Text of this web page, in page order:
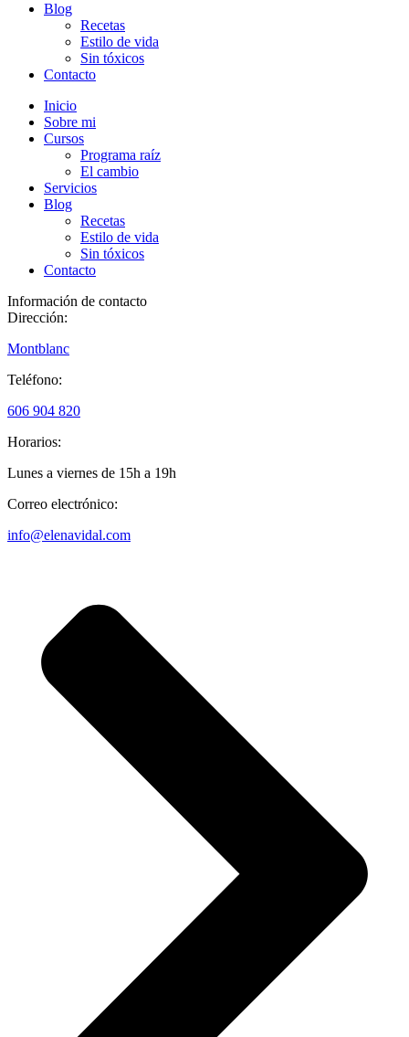
Blog
Recetas
Estilo de vida
Sin tóxicos
Contacto
Inicio
Sobre mi
Cursos
Programa raíz
El cambio
Servicios
Blog
Recetas
Estilo de vida
Sin tóxicos
Contacto
Información de contacto
Dirección:
Montblanc
Teléfono:
606 904 820
Horarios:
Lunes a viernes de 15h a 19h
Correo electrónico:
info@elenavidal.com